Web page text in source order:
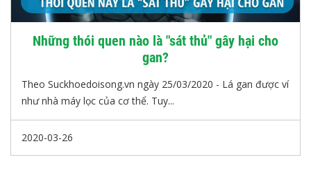
Những thói quen nào là "sát thủ" gây hại cho
gan?
Theo Suckhoedoisong.vn ngày 25/03/2020 - Lá gan được ví
như nhà máy lọc của cơ thể. Tuy...
2020-03-26